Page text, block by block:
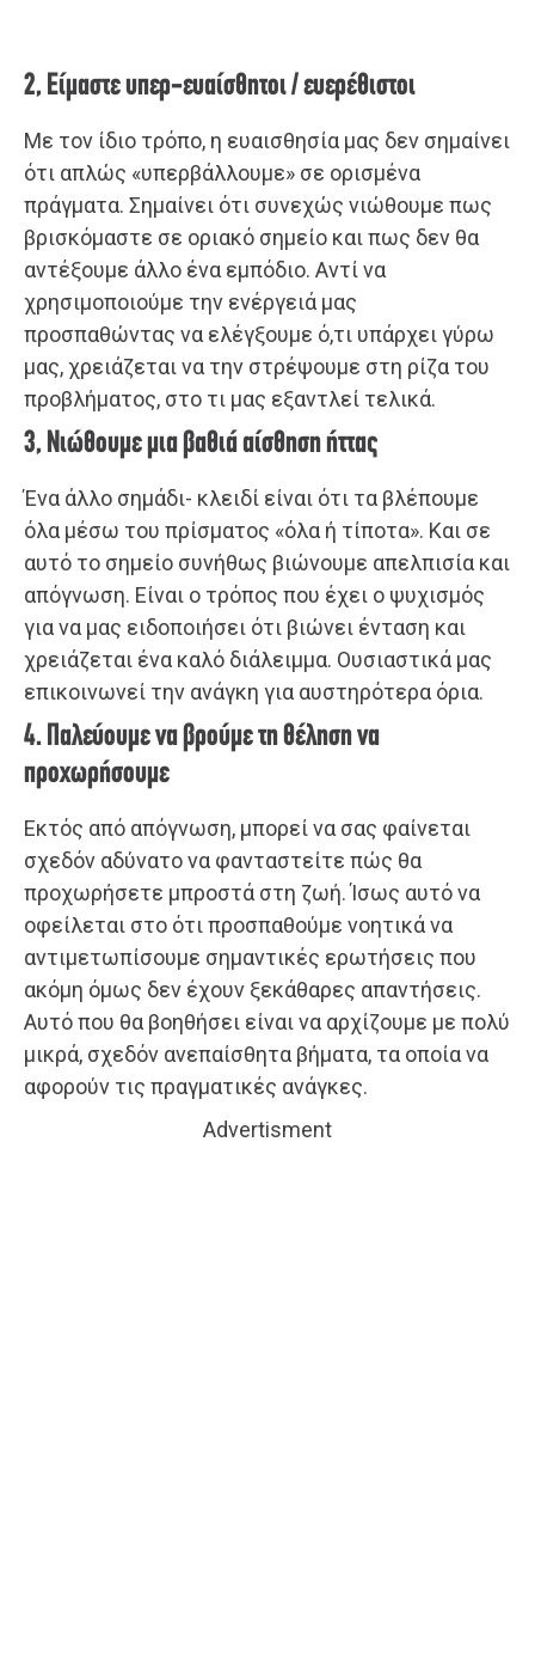
2, Είμαστε υπερ-ευαίσθητοι / ευερέθιστοι
Με τον ίδιο τρόπο, η ευαισθησία μας δεν σημαίνει
ότι απλώς «υπερβάλλουμε» σε ορισμένα
πράγματα. Σημαίνει ότι συνεχώς νιώθουμε πως
βρισκόμαστε σε οριακό σημείο και πως δεν θα
αντέξουμε άλλο ένα εμπόδιο. Αντί να
χρησιμοποιούμε την ενέργειά μας
προσπαθώντας να ελέγξουμε ό,τι υπάρχει γύρω
μας, χρειάζεται να την στρέψουμε στη ρίζα του
προβλήματος, στο τι μας εξαντλεί τελικά.
3, Νιώθουμε μια βαθιά αίσθηση ήττας
Ένα άλλο σημάδι- κλειδί είναι ότι τα βλέπουμε
όλα μέσω του πρίσματος «όλα ή τίποτα». Και σε
αυτό το σημείο συνήθως βιώνουμε απελπισία και
απόγνωση. Είναι ο τρόπος που έχει ο ψυχισμός
για να μας ειδοποιήσει ότι βιώνει ένταση και
χρειάζεται ένα καλό διάλειμμα. Ουσιαστικά μας
επικοινωνεί την ανάγκη για αυστηρότερα όρια.
4. Παλεύουμε να βρούμε τη θέληση να
προχωρήσουμε
Εκτός από απόγνωση, μπορεί να σας φαίνεται
σχεδόν αδύνατο να φανταστείτε πώς θα
προχωρήσετε μπροστά στη ζωή. Ίσως αυτό να
οφείλεται στο ότι προσπαθούμε νοητικά να
αντιμετωπίσουμε σημαντικές ερωτήσεις που
ακόμη όμως δεν έχουν ξεκάθαρες απαντήσεις.
Αυτό που θα βοηθήσει είναι να αρχίζουμε με πολύ
μικρά, σχεδόν ανεπαίσθητα βήματα, τα οποία να
αφορούν τις πραγματικές ανάγκες.
Advertisment